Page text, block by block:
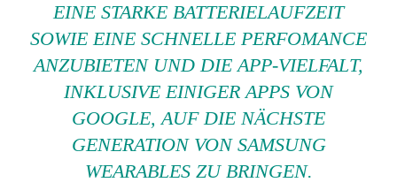
EINE STARKE BATTERIELAUFZEIT
SOWIE EINE SCHNELLE PERFOMANCE
ANZUBIETEN UND DIE APP-VIELFALT,
INKLUSIVE EINIGER APPS VON
GOOGLE, AUF DIE NÄCHSTE
GENERATION VON SAMSUNG
WEARABLES ZU BRINGEN.